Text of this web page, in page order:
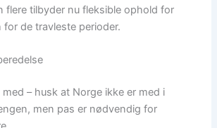
flere tilbyder nu fleksible ophold for
de travleste perioder.
med – husk at Norge ikke er med i
men pas er nødvendig for